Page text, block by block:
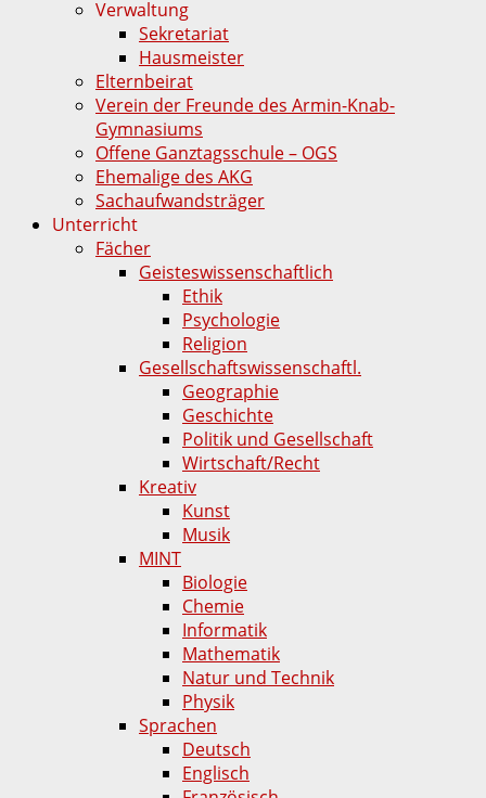
Verwaltung
Sekretariat
Hausmeister
Elternbeirat
Verein der Freunde des Armin-Knab-
Gymnasiums
Offene Ganztagsschule – OGS
Ehemalige des AKG
Sachaufwandsträger
Unterricht
Fächer
Geisteswissenschaftlich
Ethik
Psychologie
Religion
Gesellschaftswissenschaftl.
Geographie
Geschichte
Politik und Gesellschaft
Wirtschaft/Recht
Kreativ
Kunst
Musik
MINT
Biologie
Chemie
Informatik
Mathematik
Natur und Technik
Physik
Sprachen
Deutsch
Englisch